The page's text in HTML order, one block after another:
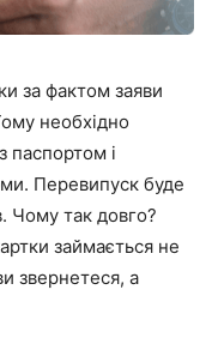
за фактом заяви
необхідно
паспортом і
Перевипуск буде
Чому так довго?
займається не
звернетеся, а